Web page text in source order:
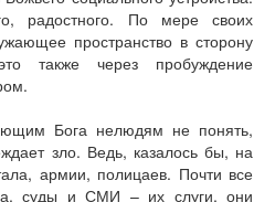
радостного. По мере своих
пространство в сторону
также через пробуждение
Бога нелюдям не понять,
зло. Ведь, казалось бы, на
армии, полицаев. Почти все
суды и СМИ – их слуги, они